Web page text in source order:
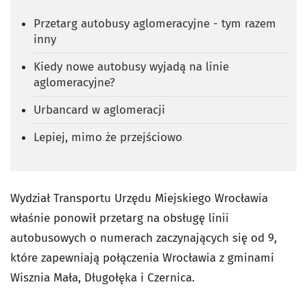
Przetarg autobusy aglomeracyjne - tym razem
inny
Kiedy nowe autobusy wyjadą na linie
aglomeracyjne?
Urbancard w aglomeracji
Lepiej, mimo że przejściowo
Wydział Transportu Urzędu Miejskiego Wrocławia
właśnie ponowił przetarg na obsługę linii
autobusowych o numerach zaczynających się od 9,
które zapewniają połączenia Wrocławia z gminami
Wisznia Mała, Długołęka i Czernica.